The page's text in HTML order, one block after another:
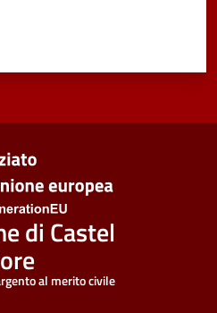
di Castel
al merito civile